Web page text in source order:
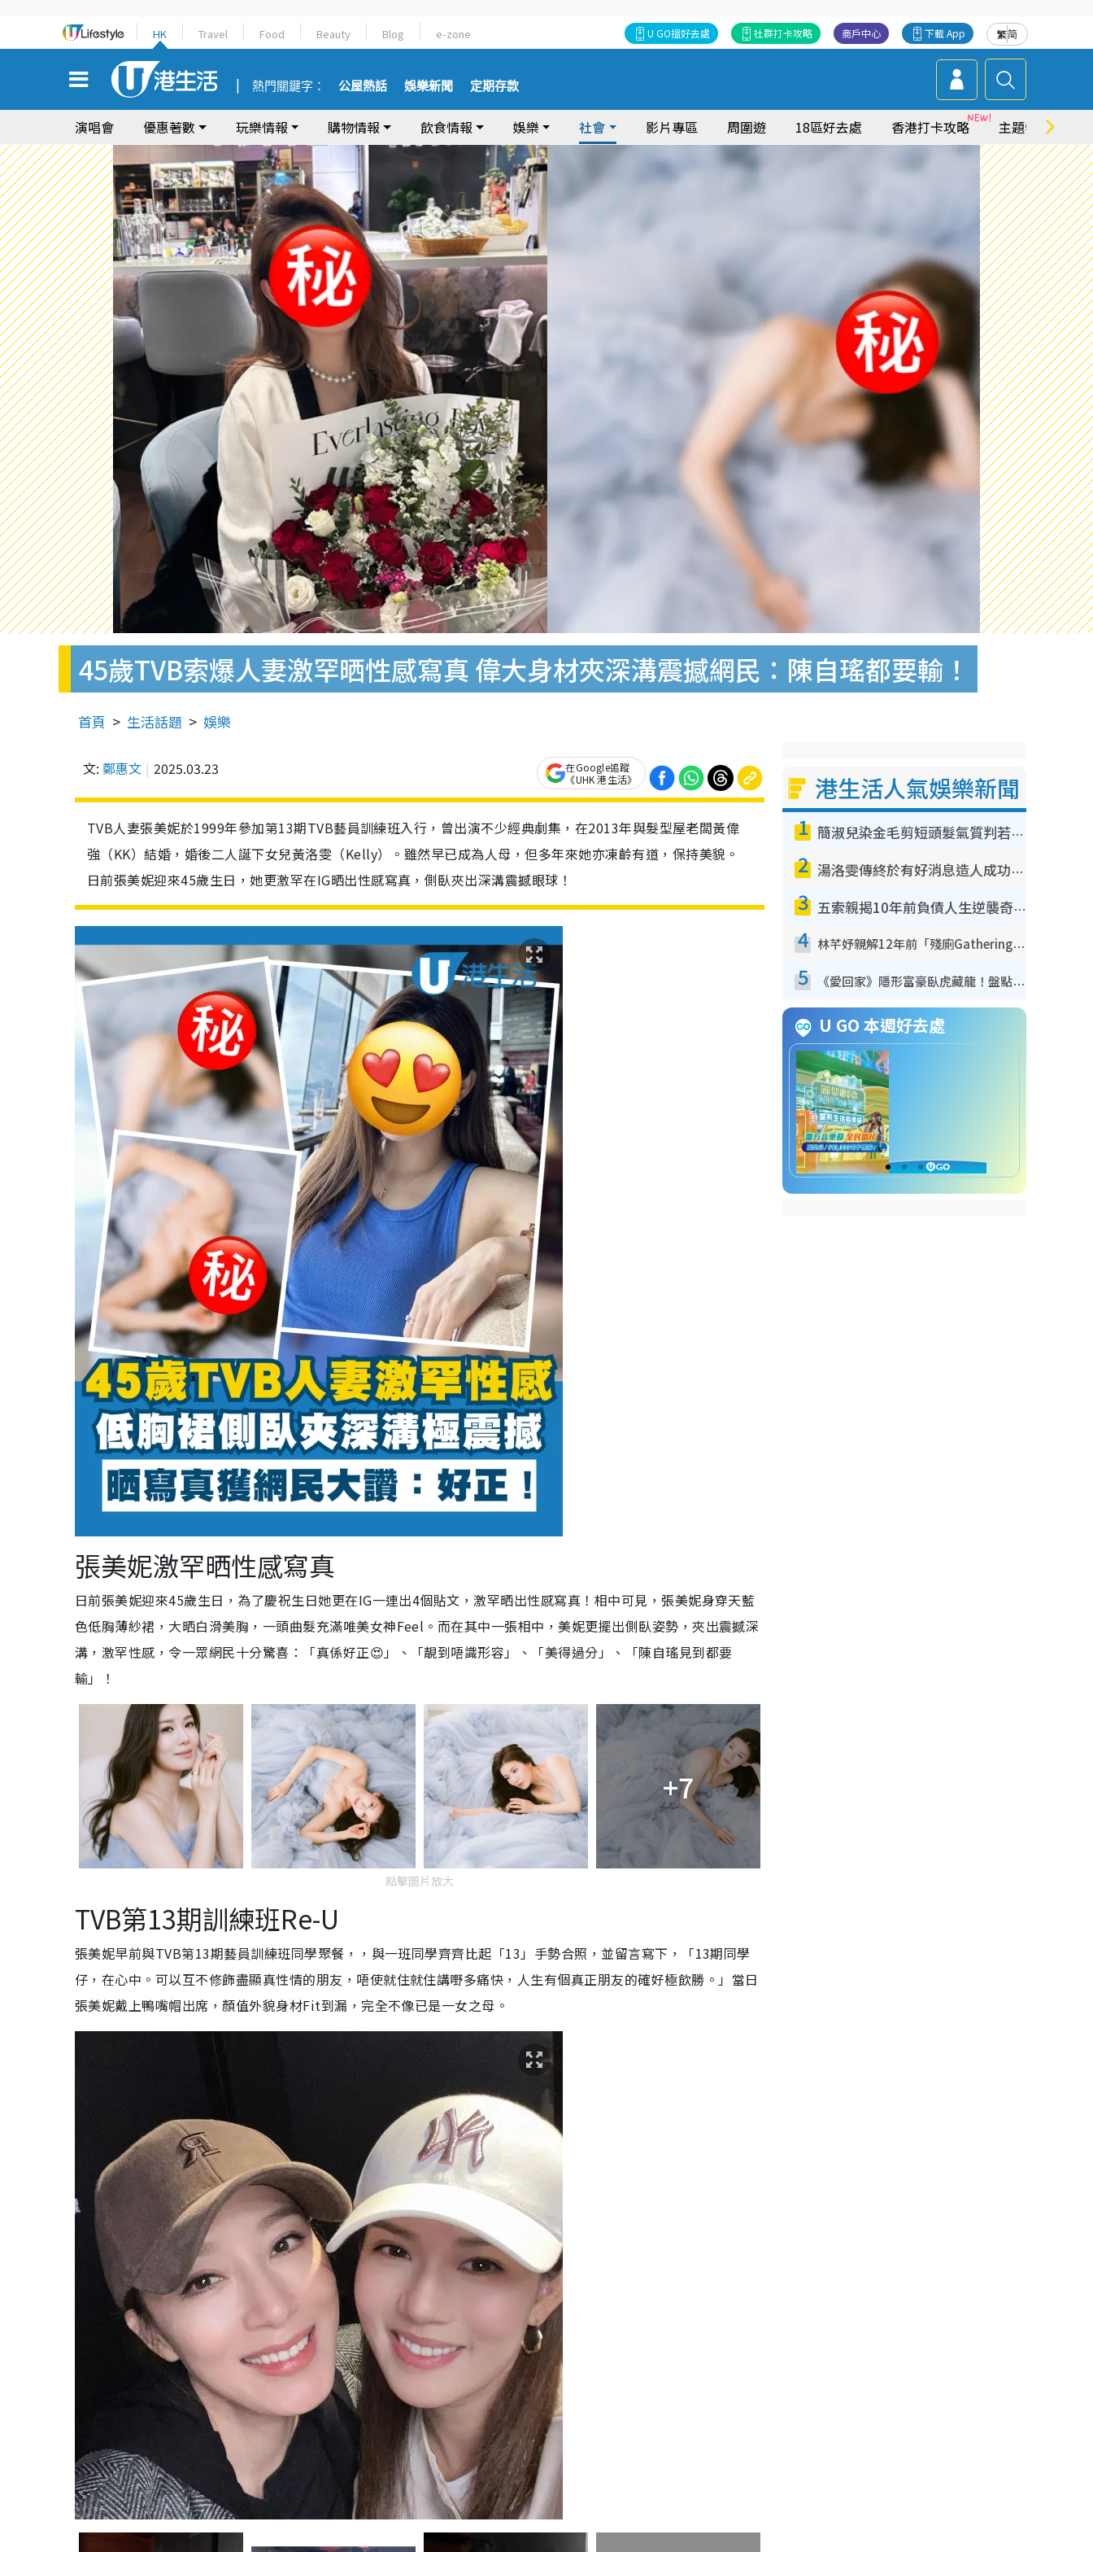
HK Travel Food Beauty Blog e-zone 繁简
下載 App
商戶中心
社群打卡攻略
U GO搵好去處
熱門關鍵字： 公屋熱話 娛樂新聞 定期存款
演唱會 優惠著數 玩樂情報 購物情報 飲食情報 娛樂 社會 影片專區 周圍遊 18區好去處 香港打卡攻略 主題特集
45歲TVB索爆人妻激罕晒性感寫真 偉大身材夾深溝震撼網民：陳自瑤都要輸！
首頁 生活話題 娛樂
文: 鄭惠文 2025.03.23
在Google追蹤
《UHK 港生活》
TVB人妻張美妮於1999年參加第13期TVB藝員訓練班入行，曾出演不少經典劇集，在2013年與髮型屋老闆黃偉
強（KK）結婚，婚後二人誕下女兒黃洛雯（Kelly）。雖然早已成為人母，但多年來她亦凍齡有道，保持美貌。
日前張美妮迎來45歲生日，她更激罕在IG晒出性感寫真，側臥夾出深溝震撼眼球！
張美妮激罕晒性感寫真
日前張美妮迎來45歲生日，為了慶祝生日她更在IG一連出4個貼文，激罕晒出性感寫真！相中可見，張美妮身穿天藍
色低胸薄紗裙，大晒白滑美胸，一頭曲髮充滿唯美女神Feel。而在其中一張相中，美妮更擺出側臥姿勢，夾出震撼深
溝，激罕性感，令一眾網民十分驚喜：「真係好正😍」、「靚到唔識形容」、「美得過分」、「陳自瑤見到都要
輸」！
+7
點擊圖片放大
TVB第13期訓練班Re-U
張美妮早前與TVB第13期藝員訓練班同學聚餐，，與一班同學齊齊比起「13」手勢合照，並留言寫下，「13期同學
仔，在心中。可以互不修飾盡顯真性情的朋友，唔使就住就住講嘢多痛快，人生有個真正朋友的確好極飲勝。」當日
張美妮戴上鴨嘴帽出席，顏值外貌身材Fit到漏，完全不像已是一女之母。
港生活人氣娛樂新聞
1 簡淑兒染金毛剪短頭髮氣質判若兩人！嚇壞老公麥大力都認唔出：「你做咩事？」
2 湯洛雯傳終於有好消息造人成功！兩大細節曝孕味極濃惹猜測：大肚婆先會咁！
3 五索親揭10年前負債人生逆襲奇蹟！全靠去一地方轉運後即遇上馬先生
4 林芊妤親解12年前「殘廁Gathering」真相！高層解約一句話重創尊嚴至今拒返TVB
5 《愛回家》隱形富豪臥虎藏龍！盤點12位財氣逼人的有錢藝人：呢位靚女3億身家唔憂做
U GO 本週好去處